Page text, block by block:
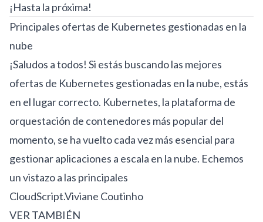
¡Hasta la próxima!
Principales ofertas de Kubernetes gestionadas en la
nube
¡Saludos a todos! Si estás buscando las mejores
ofertas de Kubernetes gestionadas en la nube, estás
en el lugar correcto. Kubernetes, la plataforma de
orquestación de contenedores más popular del
momento, se ha vuelto cada vez más esencial para
gestionar aplicaciones a escala en la nube. Echemos
un vistazo a las principales
CloudScript.Viviane Coutinho
VER TAMBIÉN